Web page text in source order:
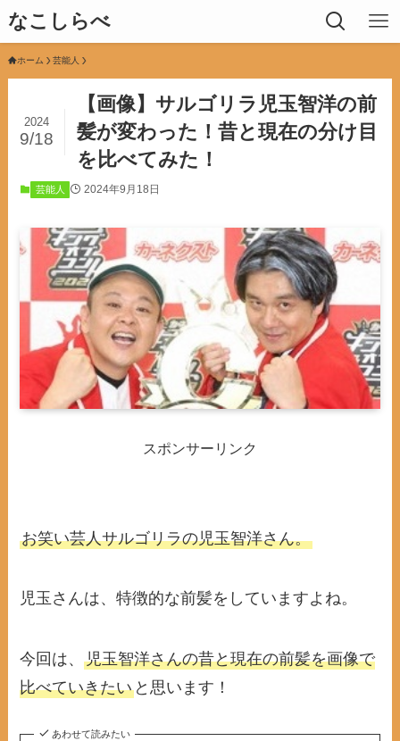
なこしらべ
ホーム 芸能人
【画像】サルゴリラ児玉智洋の前
髪が変わった！昔と現在の分け目
を比べてみた！
2024
9/18
芸能人 2024年9月18日
スポンサーリンク
お笑い芸人サルゴリラの児玉智洋さん。
児玉さんは、特徴的な前髪をしていますよね。
今回は、児玉智洋さんの昔と現在の前髪を画像で
比べていきたい と思います！
あわせて読みたい